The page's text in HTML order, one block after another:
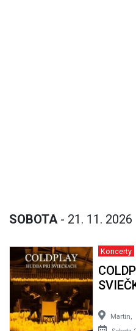
SOBOTA - 21. 11. 2026
Koncerty
Martin,